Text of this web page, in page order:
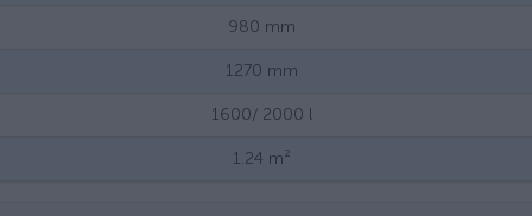
980 mm
1270 mm
1600/ 2000 l
1.24 m²